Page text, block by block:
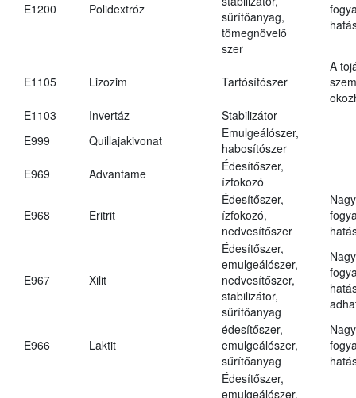
E1200 Polidextróz
sűrítőanyag,
tömegnövelő
szer
E1105 Lizozim Tartósítószer
A
E1103
Invertáz
Stabilizátor
E999
Quillajakivonat
Emulgeálószer,
habosítószer
E969
Advantame
Édesítőszer,
ízfokozó
E968 Eritrit
Édesítőszer,
ízfokozó,
nedvesítőszer
E967 Xilit
Édesítőszer,
emulgeálószer,
nedvesítőszer,
stabilizátor,
sűrítőanyag
E966 Laktit
édesítőszer,
emulgeálószer,
sűrítőanyag
Édesítőszer,
emulgeálószer,